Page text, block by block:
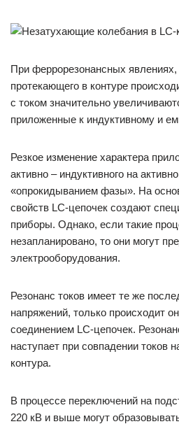
При феррорезонансных явлениях,
протекающего в контуре
с током значительно
приложенные к индуктивному и
Резкое изменение характера
активно – индуктивного на
«опрокидыванием фазы». На
свойств LC-цепочек создают
приборы. Однако, если такие
незапланировано, то они могут
электрооборудования.
Резонанс токов имеет те же
напряжений, только происходит
соединением LC-цепочек.
наступает при совпадении токов
контура.
В процессе переключений на
220 кВ и выше могут